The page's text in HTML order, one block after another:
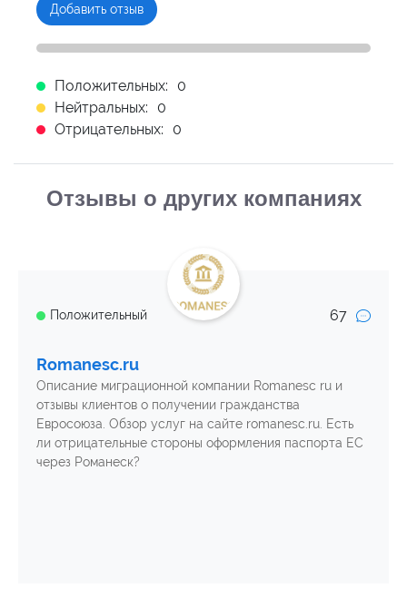
Добавить отзыв
Положительных:
0
Нейтральных:
0
Отрицательных:
0
Отзывы о других компаниях
Положительный 67
Romanesc.ru
Описание миграционной компании Romanesc ru и
отзывы клиентов о получении гражданства
Евросоюза. Обзор услуг на сайте romanesc.ru. Есть
ли отрицательные стороны оформления паспорта ЕС
через Романеск?